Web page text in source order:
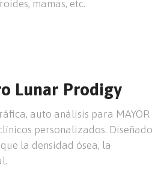
mamas, etc.
Lunar Prodigy
auto análisis para MAYOR
personalizados. Diseñado
la densidad ósea, la